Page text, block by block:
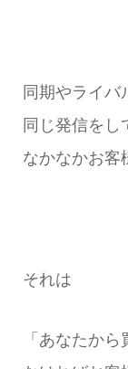
同期やライバ
同じ発信をし
なかなかお客
それは
「あなたか